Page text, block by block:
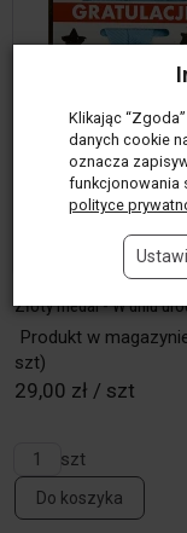
Złoty medal - W dniu
Produkt w
szt)
29,00 zł / szt
szt
Do koszyka
Klikając
danych cookie
oznacza
funkcjonowania
polityce